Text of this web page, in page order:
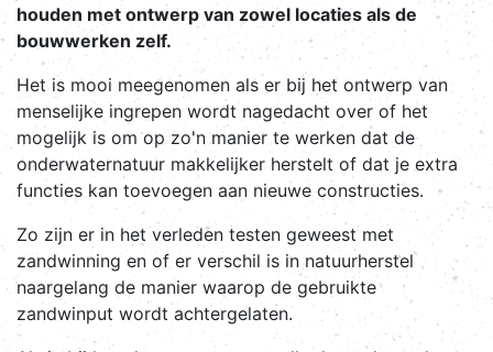
houden met ontwerp van zowel locaties als de
bouwwerken zelf.
Het is mooi meegenomen als er bij het ontwerp van
menselijke ingrepen wordt nagedacht over of het
mogelijk is om op zo'n manier te werken dat de
onderwaternatuur makkelijker herstelt of dat je extra
functies kan toevoegen aan nieuwe constructies.
Zo zijn er in het verleden testen geweest met
zandwinning en of er verschil is in natuurherstel
naargelang de manier waarop de gebruikte
zandwinput wordt achtergelaten.